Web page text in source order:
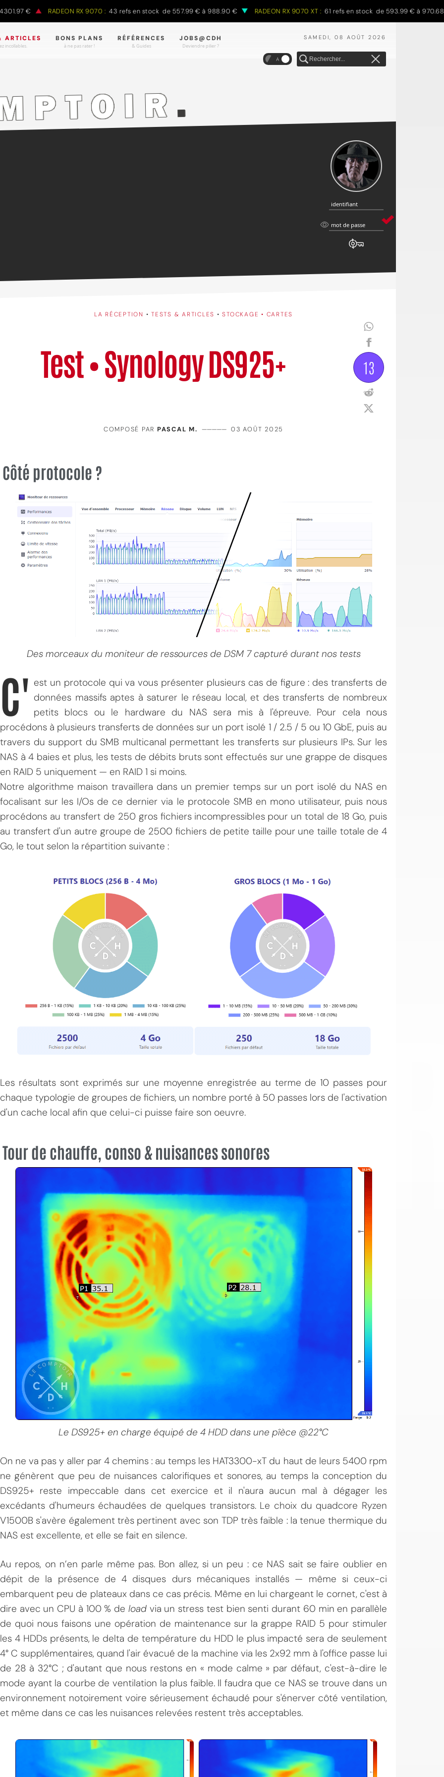
€ RADEON RX 9070 : 43 refs en stock de 557.99 € à 988.90 € RADEON RX 9070 XT : 61 refs en stock de 593.99 € à 970.68 €
SAMEDI, 08 AOÛT 2026
ARTICLES
incollables.
BONS PLANS
à ne pas rater !
RÉFÉRENCES
& Guides
JOBS@CDH
Deviendre pilier ?
A
identifiant
identifiant
mot
mot de passe
LA RÉCEPTION •TESTS & ARTICLES •STOCKAGE • CARTES
Test • Synology DS925+ 13
COMPOSÉ PAR PASCAL M. ————— 03 AOÛT 2025
Côté protocole ?
Des morceaux du moniteur de ressources de DSM 7 capturé durant nos tests
C' est un protocole qui va vous présenter plusieurs cas de figure : des transferts de
données massifs aptes à saturer le réseau local, et des transferts de nombreux
petits blocs ou le hardware du NAS sera mis à l'épreuve. Pour cela nous
procédons à plusieurs transferts de données sur un port isolé 1 / 2.5 / 5 ou 10 GbE, puis au
travers du support du SMB multicanal permettant les transferts sur plusieurs IPs. Sur les
NAS à 4 baies et plus, les tests de débits bruts sont effectués sur une grappe de disques
en RAID 5 uniquement — en RAID 1 si moins.
Notre algorithme maison travaillera dans un premier temps sur un port isolé du NAS en
focalisant sur les I/Os de ce dernier via le protocole SMB en mono utilisateur, puis nous
procédons au transfert de 250 gros fichiers incompressibles pour un total de 18 Go, puis
au transfert d'un autre groupe de 2500 fichiers de petite taille pour une taille totale de 4
Go, le tout selon la répartition suivante :
Les résultats sont exprimés sur une moyenne enregistrée au terme de 10 passes pour
chaque typologie de groupes de fichiers, un nombre porté à 50 passes lors de l'activation
d'un cache local afin que celui-ci puisse faire son oeuvre.
Tour de chauffe, conso & nuisances sonores
Le DS925+ en charge équipé de 4 HDD dans une pîèce @22°C
On ne va pas y aller par 4 chemins : au temps les HAT3300-xT du haut de leurs 5400 rpm
ne génèrent que peu de nuisances calorifiques et sonores, au temps la conception du
DS925+ reste impeccable dans cet exercice et il n'aura aucun mal à dégager les
excédants d'humeurs échaudées de quelques transistors. Le choix du quadcore Ryzen
V1500B s'avère également très pertinent avec son TDP très faible : la tenue thermique du
NAS est excellente, et elle se fait en silence.
Au repos, on n’en parle même pas. Bon allez, si un peu : ce NAS sait se faire oublier en
dépit de la présence de 4 disques durs mécaniques installés — même si ceux-ci
embarquent peu de plateaux dans ce cas précis. Même en lui chargeant le cornet, c'est à
dire avec un CPU à 100 % de loadvia un stress test bien senti durant 60 min en parallèle
de quoi nous faisons une opération de maintenance sur la grappe RAID 5 pour stimuler
les 4 HDDs présents, le delta de température du HDD le plus impacté sera de seulement
4° C supplémentaires, quand l'air évacué de la machine via les 2x92 mm à l'office passe lui
de 28 à 32°C ; d'autant que nous restons en « mode calme » par défaut, c'est-à-dire le
mode ayant la courbe de ventilation la plus faible. Il faudra que ce NAS se trouve dans un
environnement notoirement voire sérieusement échaudé pour s'énerver côté ventilation,
et même dans ce cas les nuisances relevées restent très acceptables.